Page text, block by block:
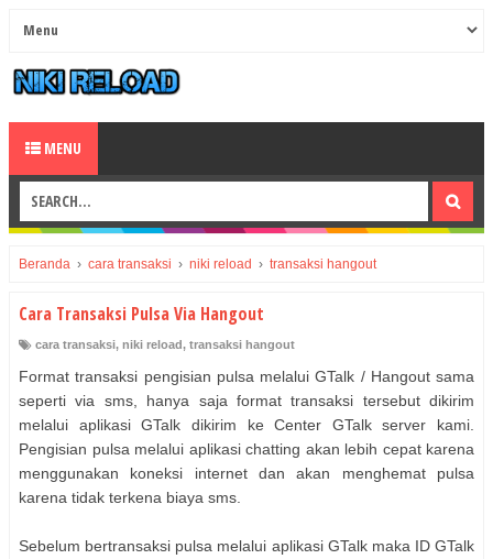
MENU
Beranda › cara transaksi › niki reload › transaksi hangout
Cara Transaksi Pulsa Via Hangout
cara transaksi, niki reload, transaksi hangout
Format transaksi pengisian pulsa melalui GTalk / Hangout sama
seperti via sms, hanya saja format transaksi tersebut dikirim
melalui aplikasi GTalk dikirim ke Center GTalk server kami.
Pengisian pulsa melalui aplikasi chatting akan lebih cepat karena
menggunakan koneksi internet dan akan menghemat pulsa
karena tidak terkena biaya sms.
Sebelum bertransaksi pulsa melalui aplikasi GTalk maka ID GTalk